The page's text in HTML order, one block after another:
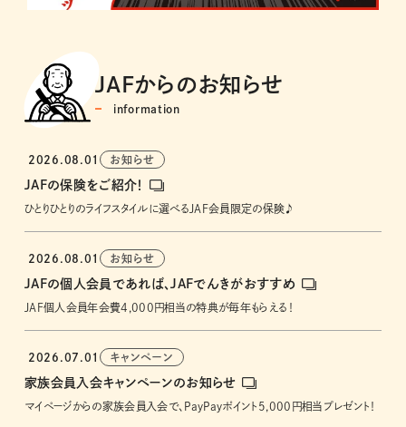
JAFからのお知らせ
information
2026.08.01 お知らせ
JAFの保険をご紹介！
ひとりひとりのライフスタイルに選べるJAF会員限定の保険♪
2026.08.01 お知らせ
JAFの個人会員であれば、JAFでんきがおすすめ
JAF個人会員年会費4,000円相当の特典が毎年もらえる！
2026.07.01 キャンペーン
家族会員入会キャンペーンのお知らせ
マイページからの家族会員入会で、PayPayポイント5,000円相当プレゼント！